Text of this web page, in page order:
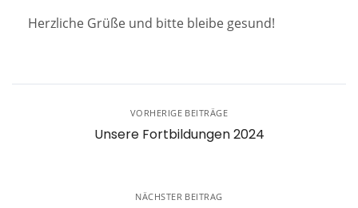
Herzliche Grüße und bitte bleibe gesund!
VORHERIGE BEITRÄGE
Unsere Fortbildungen 2024
NÄCHSTER BEITRAG